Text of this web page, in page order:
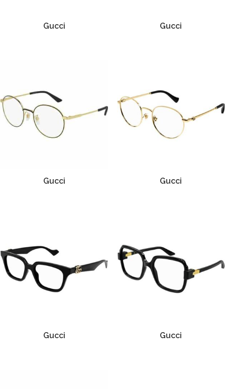
Gucci Gucci
Gucci Gucci
Gucci Gucci